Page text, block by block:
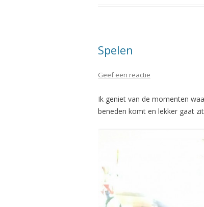
Spelen
Geef een reactie
Ik geniet van de momenten
beneden komt en lekker gaat